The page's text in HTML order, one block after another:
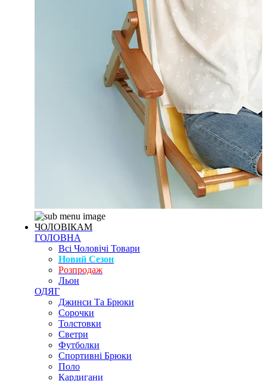
ЧОЛОВІКАМ
ГОЛОВНА
Всі Чоловічі Товари
Новий Сезон
Розпродаж
Льон
ОДЯГ
Джинси Та Брюки
Сорочки
Толстовки
Светри
Футболки
Спортивні Брюки
Поло
Кардигани